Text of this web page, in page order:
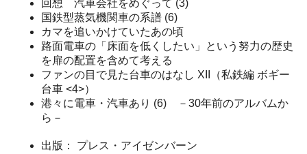
回想 汽車会社をめぐって (3)
国鉄型蒸気機関車の系譜 (6)
カマを追いかけていたあの頃
路面電車の「床面を低くしたい」という努力の歴史
を扉の配置を含めて考える
ファンの目で見た台車のはなし XII（私鉄編 ボギー
台車 <4>）
港々に電車・汽車あり (6) －30年前のアルバムか
ら－
出版： プレス・アイゼンバーン